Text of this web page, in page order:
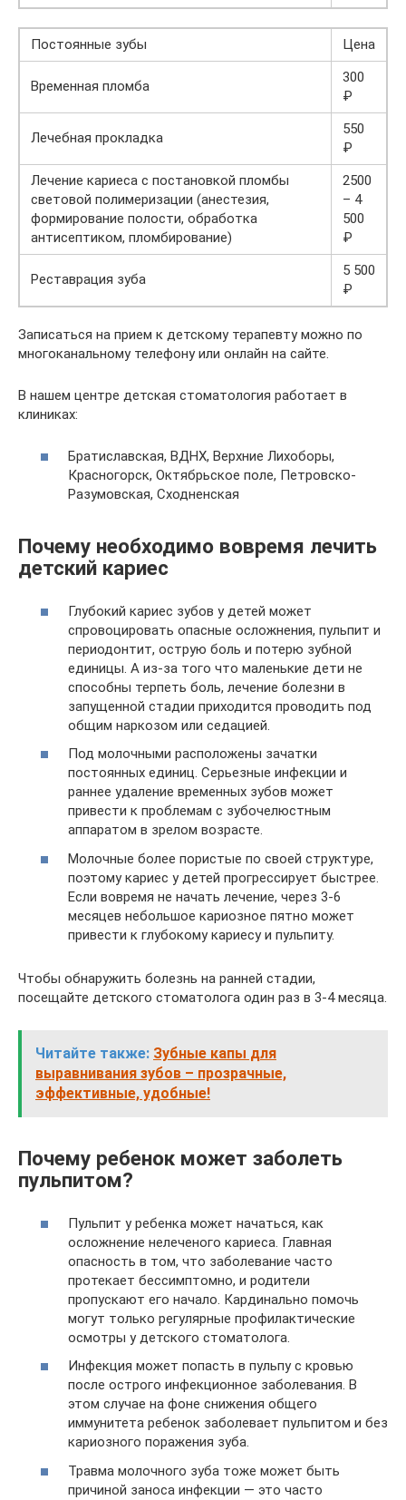
Постоянные зубы Цена
Временная пломба
300
₽
Лечебная прокладка
550
₽
Лечение кариеса с постановкой пломбы
световой полимеризации (анестезия,
формирование полости, обработка
антисептиком, пломбирование)
2500
– 4
500
₽
Реставрация зуба
5 500
₽
Записаться на прием к детскому терапевту можно по
многоканальному телефону или онлайн на сайте.
В нашем центре детская стоматология работает в
клиниках:
Братиславская, ВДНХ, Верхние Лихоборы,
Красногорск, Октябрьское поле, Петровско-
Разумовская, Сходненская
Почему необходимо вовремя лечить
детский кариес
Глубокий кариес зубов у детей может
спровоцировать опасные осложнения, пульпит и
периодонтит, острую боль и потерю зубной
единицы. А из-за того что маленькие дети не
способны терпеть боль, лечение болезни в
запущенной стадии приходится проводить под
общим наркозом или седацией.
Под молочными расположены зачатки
постоянных единиц. Серьезные инфекции и
раннее удаление временных зубов может
привести к проблемам с зубочелюстным
аппаратом в зрелом возрасте.
Молочные более пористые по своей структуре,
поэтому кариес у детей прогрессирует быстрее.
Если вовремя не начать лечение, через 3-6
месяцев небольшое кариозное пятно может
привести к глубокому кариесу и пульпиту.
Чтобы обнаружить болезнь на ранней стадии,
посещайте детского стоматолога один раз в 3-4 месяца.
Читайте также: Зубные капы для
выравнивания зубов – прозрачные,
эффективные, удобные!
Почему ребенок может заболеть
пульпитом?
Пульпит у ребенка может начаться, как
осложнение нелеченого кариеса. Главная
опасность в том, что заболевание часто
протекает бессимптомно, и родители
пропускают его начало. Кардинально помочь
могут только регулярные профилактические
осмотры у детского стоматолога.
Инфекция может попасть в пульпу с кровью
после острого инфекционное заболевания. В
этом случае на фоне снижения общего
иммунитета ребенок заболевает пульпитом и без
кариозного поражения зуба.
Травма молочного зуба тоже может быть
причиной заноса инфекции — это часто